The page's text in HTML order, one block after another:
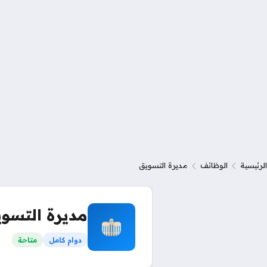
الرئيسية الوظائف مديرة التسويق
مديرة
دوام كامل متاحة